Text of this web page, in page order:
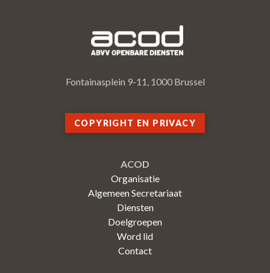
Fontainasplein 9-11, 1000 Brussel
COPYRIGHT EN PRIVACY
ACOD
Organisatie
Algemeen Secretariaat
Diensten
Doelgroepen
Word lid
Contact